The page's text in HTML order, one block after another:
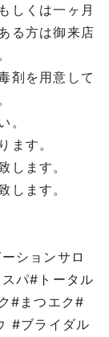
しくは一ヶ月
る方は御来店
剤を用意して
。
ます。
します。
します。
ションサロ
パ#トータル
#まつエク#
#ブライダル